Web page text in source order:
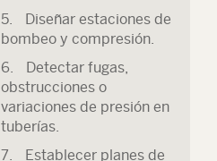
5. Diseñar estaciones de
bombeo y compresión.
6. Detectar fugas,
obstrucciones o
variaciones de presión en
tuberías.
7. Establecer planes de